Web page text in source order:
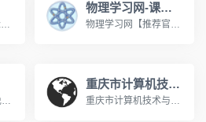
中山招考网www.zszk.com咨询电话： 高考：89989283 成考：89989283 中考：89989285 研考：89989285 自考：89989286 社考：89989286 办公时间：周一至周五 上午：8：30-12：00 下午：14：30-17：30
物理学习网-课堂屋
物理学习网【推荐官网】,著名初中高中物理在线教育网,课堂屋运营。【八年级物理】【九年级物理】上册下册【高一物理】必修一必修二在线教育网站。国内最大的中学物理教学网站。http://www.ketangwu.com/
在线学习网是一个免费的在线学习网站，旨在为广大的学习爱好者提供一个学习交流的平台，在这里你可以学习各种知识，包括学习方法、英语学习、脑力提升、记忆力训练、时间管理等等，让我们一起学习分享成长！www.xuexi.la
重庆市计算机技术与软件专业技术资格（水平）考试报名网
重庆市计算机技术与软件专业技术资格（水平）考试报名网www.cqitrk.gov.cn计算机技术与软件专业技术资格（水平）考试（以下简称计算机软件考试）是原中国计算机软件专业技术资格和水平考试（简称软件考试）的完善与发展。这是由国家人力资源和社会保障部、工业和信息化部领导下的国家级考试，其目的是，科学、公正地对全国计算机与软件专业技术人员进行职业资格、专业技术资格认定和专业技术水平测试。